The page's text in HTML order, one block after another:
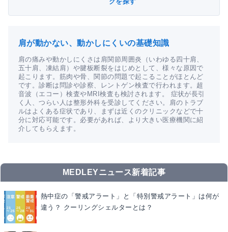
肩が動かない、動かしにくいの基礎知識
肩の痛みや動かしにくさは肩関節周囲炎（いわゆる四十肩、
五十肩、凍結肩）や腱板断裂をはじめとして、様々な原因で
起こります。筋肉や骨、関節の問題で起こることがほとんど
です。診断は問診や診察、レントゲン検査で行われます。超
音波（エコー）検査やMRI検査も検討されます。 症状が長引
く人、つらい人は整形外科を受診してください。肩のトラブ
ルはよくある症状であり、まずは近くのクリニックなどで十
分に対応可能です。必要があれば、より大きい医療機関に紹
介してもらえます。
MEDLEYニュース新着記事
熱中症の「警戒アラート」と「特別警戒アラート」は何が
違う？ クーリングシェルターとは？